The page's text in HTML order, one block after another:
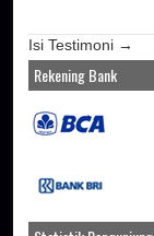
Isi Testimoni →
Rekening Bank